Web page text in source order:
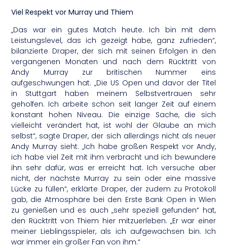
Viel Respekt vor Murray und Thiem
„Das war ein gutes Match heute. Ich bin mit dem
Leistungslevel, das ich gezeigt habe, ganz zufrieden“,
bilanzierte Draper, der sich mit seinen Erfolgen in den
vergangenen Monaten und nach dem Rücktritt von
Andy Murray zur britischen Nummer eins
aufgeschwungen hat. „Die US Open und davor der Titel
in Stuttgart haben meinem Selbstvertrauen sehr
geholfen. Ich arbeite schon seit langer Zeit auf einem
konstant hohen Niveau. Die einzige Sache, die sich
vielleicht verändert hat, ist wohl der Glaube an mich
selbst“, sagte Draper, der sich allerdings nicht als neuer
Andy Murray sieht. „Ich habe großen Respekt vor Andy,
ich habe viel Zeit mit ihm verbracht und ich bewundere
ihn sehr dafür, was er erreicht hat. Ich versuche aber
nicht, der nächste Murray zu sein oder eine massive
Lücke zu füllen“, erklärte Draper, der zudem zu Protokoll
gab, die Atmosphäre bei den Erste Bank Open in Wien
zu genießen und es auch „sehr speziell gefunden“ hat,
den Rücktritt von Thiem hier mitzuerleben. „Er war einer
meiner Lieblingsspieler, als ich aufgewachsen bin. Ich
war immer ein großer Fan von ihm.“